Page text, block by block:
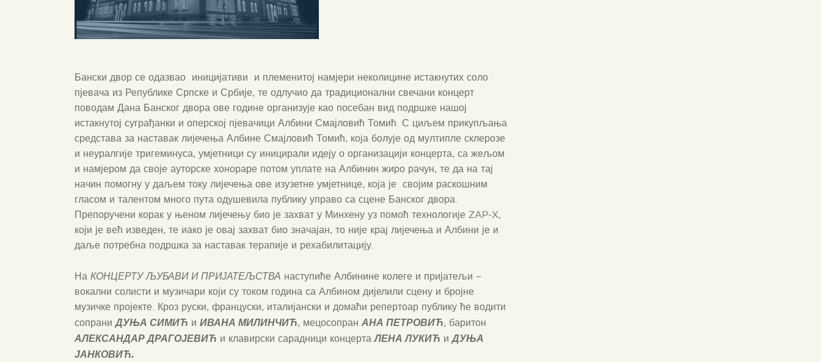
Бански двор се одазвао иницијативи и племенитој намјери неколицине истакнутих соло
пјевача из Републике Српске и Србије, те одлучио да традиционални свечани концерт
поводам Дана Банског двора ове године организује као посебан вид подршке нашој
истакнутој суграђанки и оперској пјевачици Албини Смајловић Томић. С циљем прикупљања
средстава за наставак лијечења Албине Смајловић Томић, која болује од мултипле склерозе
и неуралгије тригеминуса, умјетници су иницирали идеју о организацији концерта, са жељом
и намјером да своје ауторске хонораре потом уплате на Албинин жиро рачун, те да на тај
начин помогну у даљем току лијечења ове изузетне умјетнице, која је својим раскошним
гласом и талентом много пута одушевила публику управо са сцене Банског двора.
Препоручени корак у њеном лијечењу био је захват у Минхену уз помоћ технологије ZAP-X,
који је већ изведен, те иако је овај захват био значајан, то није крај лијечења и Албини је и
даље потребна подршка за наставак терапије и рехабилитацију.
На КОНЦЕРТУ ЉУБАВИ И ПРИЈАТЕЉСТВА наступиће Албинине колеге и пријатељи –
вокални солисти и музичари који су током година са Албином дијелили сцену и бројне
музичке пројекте. Кроз руски, француски, италијански и домаћи репертоар публику ће водити
сопраниДУЊА СИМИЋ и ИВАНА МИЛИНЧИЋ, мецосопран АНА ПЕТРОВИЋ, баритон
АЛЕКСАНДАР ДРАГОЈЕВИЋ и клавирски сарадници концертаЛЕНА ЛУКИЋ иДУЊА
ЈАНКОВИЋ.